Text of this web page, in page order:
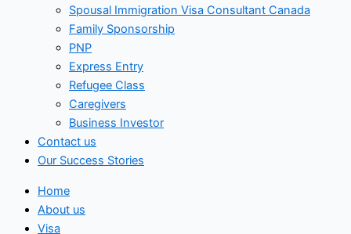
Spousal Immigration Visa Consultant Canada
Family Sponsorship
PNP
Express Entry
Refugee Class
Caregivers
Business Investor
Contact us
Our Success Stories
Home
About us
Visa